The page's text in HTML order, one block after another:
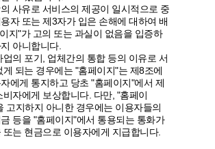
사유로 서비스의 제공이 일시적으로 중
자 또는 제3자가 입은 손해에 대하여 배
지"가 고의 또는 과실이 없음을 입증하
아니합니다.
의 포기, 업체간의 통합 등의 이유로 서
되는 경우에는 "홈페이지"는 제8조에
에게 통지하고 당초 "홈페이지"에서 제
자에게 보상합니다. 다만, "홈페이
고지하지 아니한 경우에는 이용자들의
등을 "홈페이지"에서 통용되는 통화가
는 현금으로 이용자에게 지급합니다.